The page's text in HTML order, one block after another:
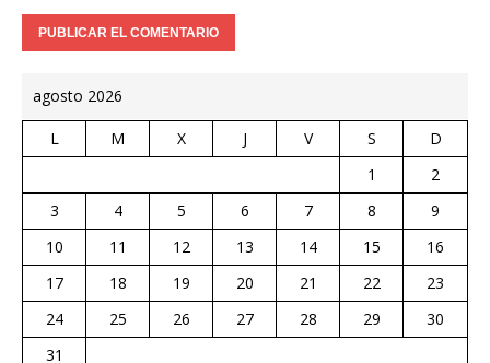
agosto 2026
L M X J V S
D
1
2
3
4 5 6 7 8
9
10
11 12 13 14 15
16
17
18 19 20 21 22
23
24
25 26 27 28 29
30
31